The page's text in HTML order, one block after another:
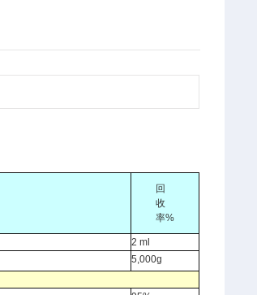
回
收
率%
2 ml
5,000g